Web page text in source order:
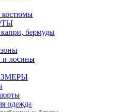
костюмы
бермуды
и лосины
одежда